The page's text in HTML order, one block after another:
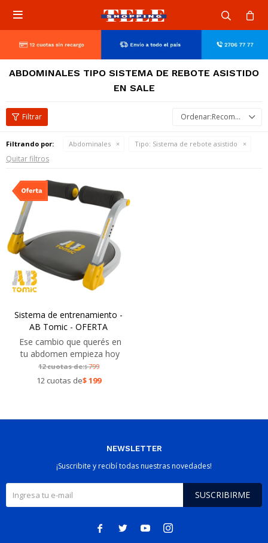

ABDOMINALES TIPO SISTEMA DE REBOTE ASISTIDO
EN SALE
Recomendados
Filtrando por: Abdominales Tipo: Sistema de rebote asistido
Quitar filtros
Sistema de entrenamiento -
AB Tomic - OFERTA
Ese cambio que querés en
tu abdomen empieza hoy
12 cuotas de:$799
12 cuotas de$199
NEWSLETTER
¡Suscribite y recibí todas nuestras novedades!
SUSCRIBIRME
   